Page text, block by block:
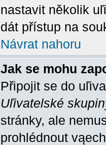
nastavit několik
dát přístup na
Návrat nahoru
Jak se mohu
Připojit se do
Uľivatelské
stránky, ale
prohlédnout